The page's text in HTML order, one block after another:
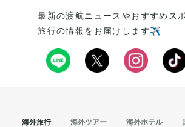
最新の渡航ニュースやおすすめス
旅行の情報をお届けします✈️
海外旅行 海外ツアー 海外ホテル